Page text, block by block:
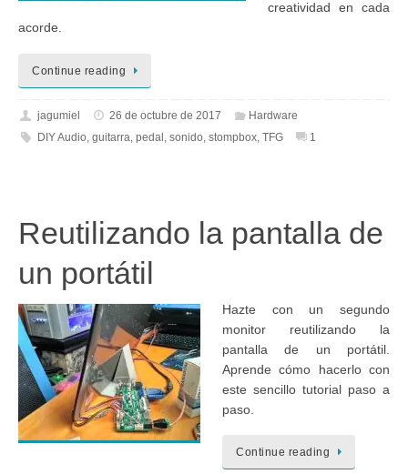
creatividad en cada
acorde.
Continue reading
jagumiel 26 de octubre de 2017
Hardware
DIY Audio, guitarra, pedal , sonido, stompbox, TFG 1
Reutilizando la pantalla de
un portátil
Hazte con un segundo
monitor reutilizando la
pantalla de un portátil.
Aprende cómo hacerlo con
este sencillo tutorial paso a
paso.
Continue reading